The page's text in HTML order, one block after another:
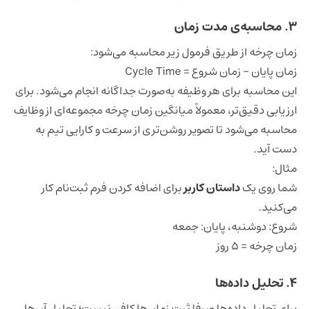
3. محاسبه‌ی مدت زمان
زمان چرخه از طریق فرمول زیر محاسبه می‌شود:
زمان پایان – زمان شروع = Cycle Time
این محاسبه برای هر وظیفه به‌صورت جداگانه انجام می‌شود. برای
ارزیابی دقیق‌تر، معمولاً میانگین زمان چرخه مجموعه‌ای از وظایف
محاسبه می‌شود تا تصویر روشن‌تری از سرعت و کارایی تیم به
دست آید.
مثال:
شما روی یکداستان کاربربرای اضافه کردن فرم ثبت‌نام کار
می‌کنید.
شروع: دوشنبه، پایان: جمعه
زمان چرخه = ۵ روز
۴. تحلیل داده‌ها